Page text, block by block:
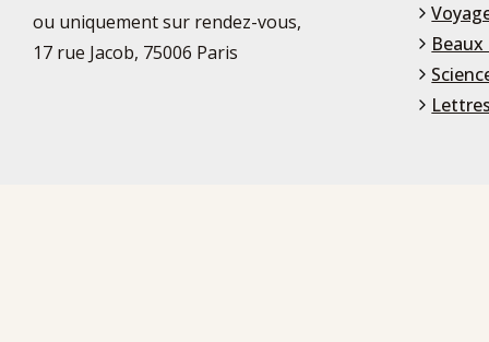
ou uniquement sur rendez-vous,
17 rue Jacob, 75006 Paris